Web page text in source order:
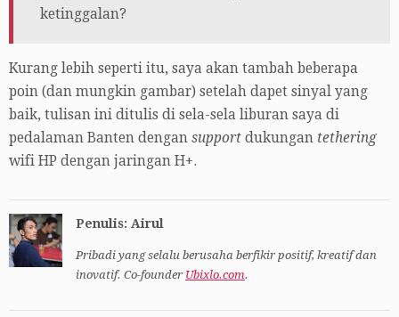
ketinggalan?
Kurang lebih seperti itu, saya akan tambah beberapa
poin (dan mungkin gambar) setelah dapet sinyal yang
baik, tulisan ini ditulis di sela-sela liburan saya di
pedalaman Banten dengan support dukungan tethering
wifi HP dengan jaringan H+.
Penulis: Airul
Pribadi yang selalu berusaha berfikir positif, kreatif dan
inovatif. Co-founder Ubixlo.com.